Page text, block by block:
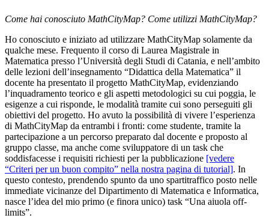
Come hai conosciuto MathCityMap? Come utilizzi MathCityMap?
Ho conosciuto e iniziato ad utilizzare MathCityMap solamente da
qualche mese. Frequento il corso di Laurea Magistrale in
Matematica presso l’Università degli Studi di Catania, e nell’ambito
delle lezioni dell’insegnamento “Didattica della Matematica” il
docente ha presentato il progetto MathCityMap, evidenziando
l’inquadramento teorico e gli aspetti metodologici su cui poggia, le
esigenze a cui risponde, le modalità tramite cui sono perseguiti gli
obiettivi del progetto. Ho avuto la possibilità di vivere l’esperienza
di MathCityMap da entrambi i fronti: come studente, tramite la
partecipazione a un percorso preparato dal docente e proposto al
gruppo classe, ma anche come sviluppatore di un task che
soddisfacesse i requisiti richiesti per la pubblicazione [vedere
“Criteri per un buon compito” nella nostra pagina di tutorial]. In
questo contesto, prendendo spunto da uno spartitraffico posto nelle
immediate vicinanze del Dipartimento di Matematica e Informatica,
nasce l’idea del mio primo (e finora unico) task “Una aiuola off-
limits”.